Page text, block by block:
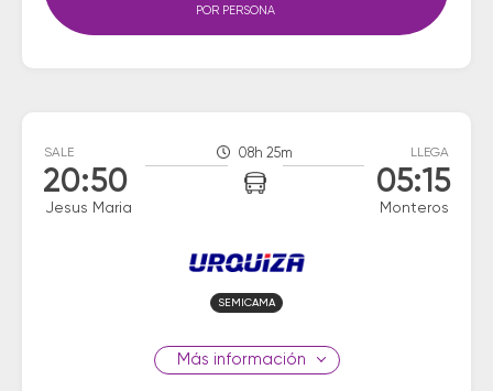
POR PERSONA
SALE
20:50
Jesus Maria
08h 25m LLEGA
05:15
Monteros
SEMICAMA
información